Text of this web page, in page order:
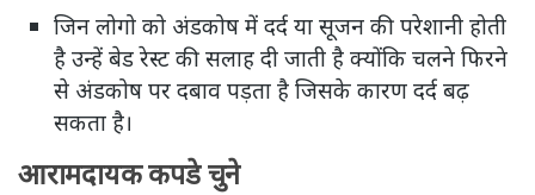
जिन लोगो को अंडकोष में दर्द या सूजन की परेशानी होती
है उन्हें बेड रेस्ट की सलाह दी जाती है क्योंकि चलने फिरने
से अंडकोष पर दबाव पड़ता है जिसके कारण दर्द बढ़
सकता है।
आरामदायक कपडे चुने